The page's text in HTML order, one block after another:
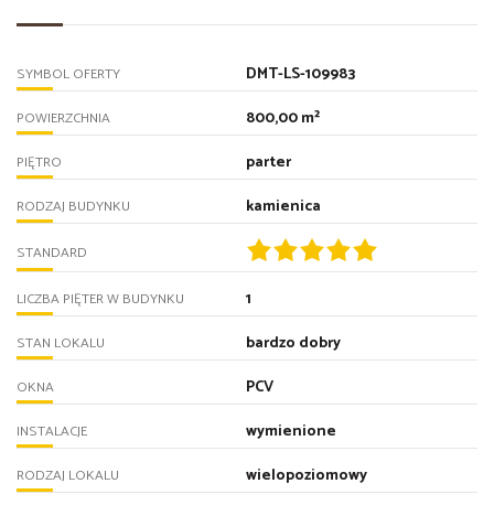
SYMBOL OFERTY DMT-LS-109983
POWIERZCHNIA 800,00 m²
PIĘTRO parter
RODZAJ BUDYNKU kamienica
STANDARD
LICZBA PIĘTER W BUDYNKU 1
STAN LOKALU bardzo dobry
OKNA PCV
INSTALACJE wymienione
RODZAJ LOKALU wielopoziomowy